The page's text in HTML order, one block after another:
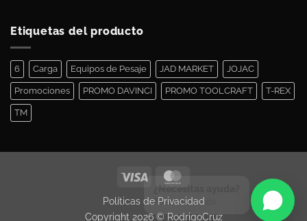
Etiquetas del producto
6 Carga Equipos de Pesaje JAD MARKET JOJAC
Promociones PROMO DAVINCI PROMO TOOLCRAFT T-REX
TM
Políticas de Privacidad
Copyright 2026 © RodrigoCruz
¿Necesitas ayuda?
Te asesoramos